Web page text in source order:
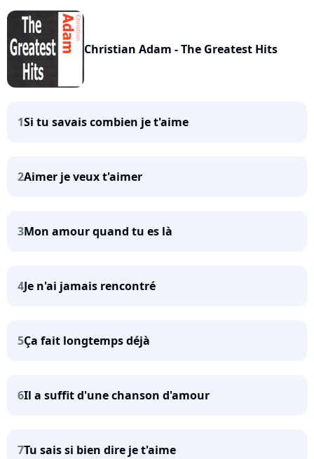
Christian Adam - The Greatest Hits
1Si tu savais combien je t'aime
2Aimer je veux t'aimer
3Mon amour quand tu es là
4Je n'ai jamais rencontré
5Ça fait longtemps déjà
6Il a suffit d'une chanson d'amour
7Tu sais si bien dire je t'aime